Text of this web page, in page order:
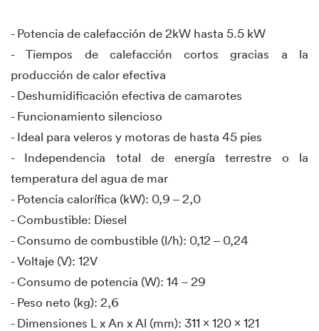
- Potencia de calefacción de 2kW hasta 5.5 kW
- Tiempos de calefacción cortos gracias a la
producción de calor efectiva
- Deshumidificación efectiva de camarotes
- Funcionamiento silencioso
- Ideal para veleros y motoras de hasta 45 pies
- Independencia total de energía terrestre o la
temperatura del agua de mar
- Potencia calorífica (kW): 0,9 – 2,0
- Combustible: Diesel
- Consumo de combustible (l/h): 0,12 – 0,24
- Voltaje (V): 12V
- Consumo de potencia (W): 14 – 29
- Peso neto (kg): 2,6
- Dimensiones L x An x Al (mm): 311 x 120 x 121